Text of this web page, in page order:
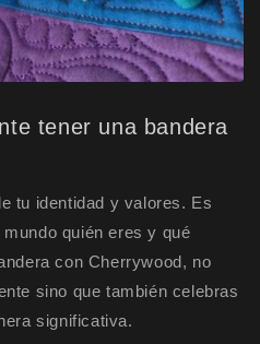
tener una bandera
tu identidad y valores. Es
quién eres y qué
con Cherrywood, no
sino que también celebras
significativa.